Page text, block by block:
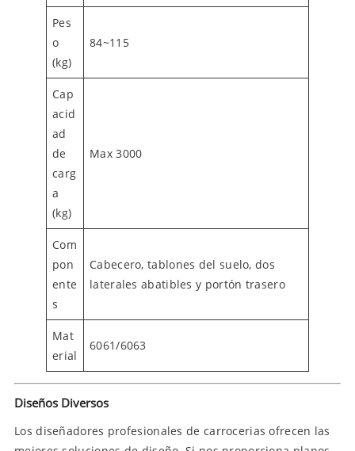
Pes
o
(kg)
84~115
Cap
acid
ad
de
carg
a
(kg)
Max 3000
Com
pon
ente
s
Cabecero, tablones del suelo, dos
laterales abatibles y portón trasero
Mat
erial
6061/6063
Diseños Diversos
Los diseñadores profesionales de carrocerias ofrecen las